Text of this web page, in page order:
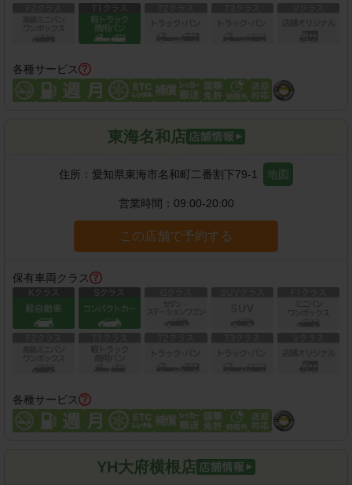
各種サービス
東海名和店
住所： 愛知県東海市名和町二番割下79-1 地図
営業時間： 09:00-20:00
この店舗で予約する
保有車両クラス
各種サービス
YH大府横根店